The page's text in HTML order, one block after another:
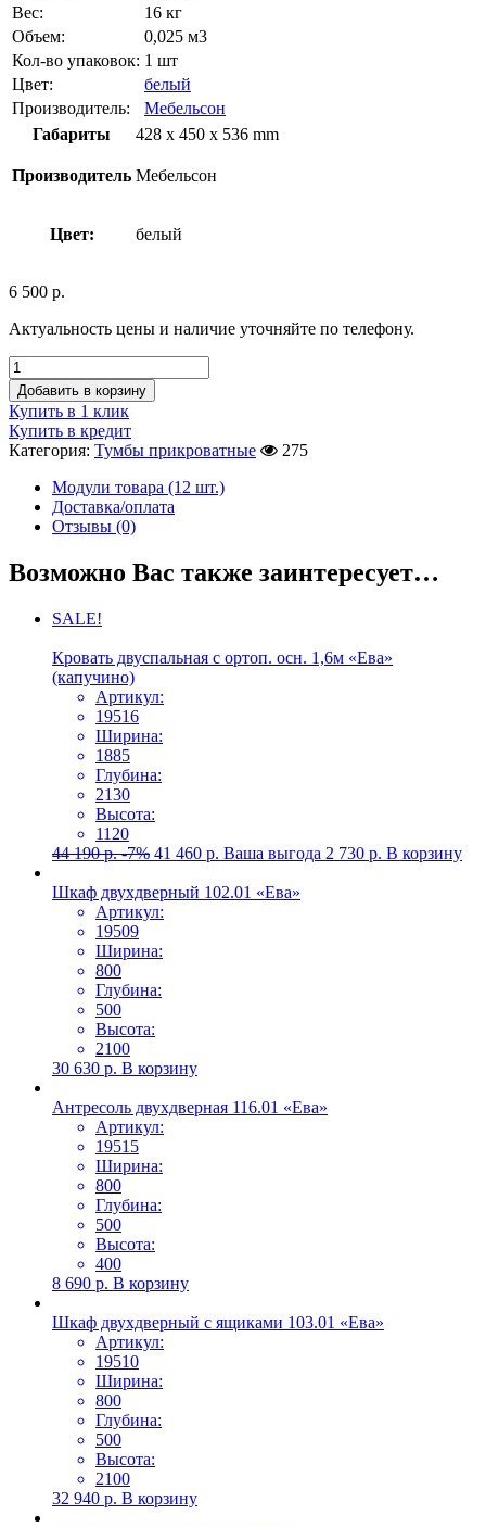
Вес:
16 кг
Объем:
0,025 м3
Кол-во упаковок: 1 шт
Цвет:
белый
Производитель:
Мебельсон
Габариты
428 x 450 x 536 mm
Производитель Мебельсон
Цвет: белый
6 500 р.
Актуальность цены и наличие уточняйте по телефону.
Добавить в корзину
Купить в 1 клик
Купить в кредит
Категория: Тумбы прикроватные
275
Модули товара (12 шт.)
Доставка/оплата
Отзывы (0)
Возможно Вас также заинтересует…
SALE!
Кровать двуспальная с ортоп. осн. 1,6м «Ева»
(капучино)
Артикул:
19516
Ширина:
1885
Глубина:
2130
Высота:
1120
44 190р. -7% 41 460 р. Ваша выгода 2 730 р. В корзину
Шкаф двухдверный 102.01 «Ева»
Артикул:
19509
Ширина:
800
Глубина:
500
Высота:
2100
30 630 р. В корзину
Антресоль двухдверная 116.01 «Ева»
Артикул:
19515
Ширина:
800
Глубина:
500
Высота:
400
8 690 р. В корзину
Шкаф двухдверный с ящиками 103.01 «Ева»
Артикул:
19510
Ширина:
800
Глубина:
500
Высота:
2100
32 940 р. В корзину